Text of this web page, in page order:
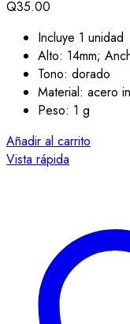
Q35.00
Incluye 1 unidad
Alto: 14mm;
Tono: dorado
Material: acero
Peso: 1 g
Añadir al carrito
Vista rápida